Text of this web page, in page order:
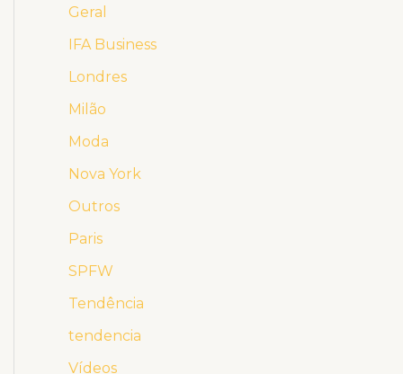
Geral
IFA Business
Londres
Milão
Moda
Nova York
Outros
Paris
SPFW
Tendência
tendencia
Vídeos